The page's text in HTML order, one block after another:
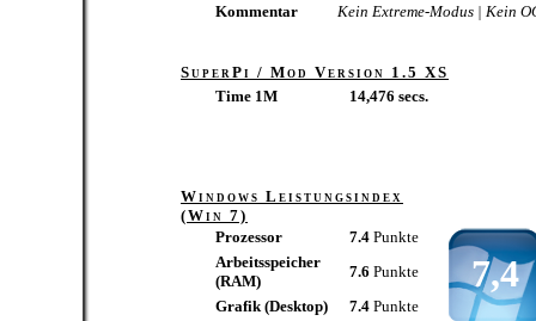
Kommentar Kein Extreme-Modus | Kein
SuperPi / Mod Version 1.5 XS
Time 1M
14,476 secs.
Windows Leistungsindex
(Win 7)
Prozessor
7.4 Punkte
7,4
Arbeitsspeicher
(RAM)
7.6 Punkte
Grafik (Desktop)
7.4 Punkte